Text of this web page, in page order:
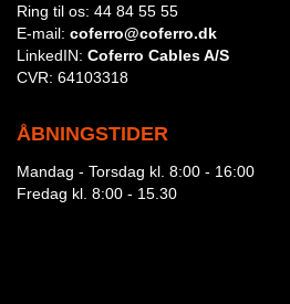
Ring til os: 44 84 55 55
E-mail: coferro@coferro.dk
LinkedIN: Coferro Cables A/S
CVR: 64103318
ÅBNINGSTIDER
Mandag - Torsdag kl. 8:00 - 16:00
Fredag kl. 8:00 - 15.30